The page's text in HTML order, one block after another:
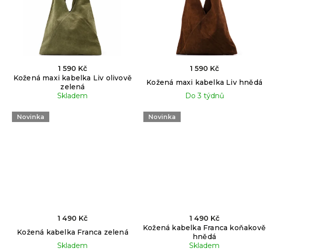
Kožená maxi kabelka Liv olivově
zelená
Skladem
1 590 Kč
Kožená maxi kabelka Liv hnědá
Do 3 týdnů
1 590 Kč
Novinka
Kožená kabelka Franca zelená
Skladem
1 490 Kč
Novinka
Kožená kabelka Franca koňakově
hnědá
Skladem
1 490 Kč